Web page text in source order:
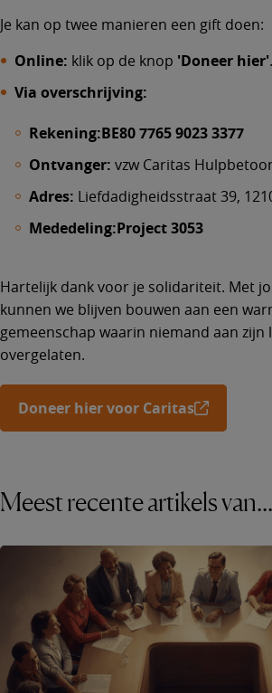
Je kan op twee manieren een gift doen:
Online: klik op de knop 'Doneer hier'.
Via overschrijving:
Rekening:BE80 7765 9023 3377
Ontvanger: vzw Caritas
Adres: Liefdadigheidsstraat 39,
Mededeling:Project 3053
Hartelijk dank voor je solidariteit. Met
kunnen we blijven bouwen aan een
gemeenschap waarin niemand aan
overgelaten.
Doneer hier voor Caritas
Meest recente artikels van...